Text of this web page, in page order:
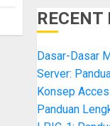
RECENT
Dasar-Dasar
Server:
Konsep
Panduan